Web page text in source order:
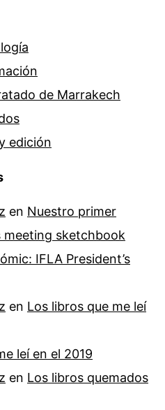
de Marrakech
edición
en Nuestro primer
meeting sketchbook
IFLA President’s
en Los libros que me leí
leí en el 2019
en Los libros quemados